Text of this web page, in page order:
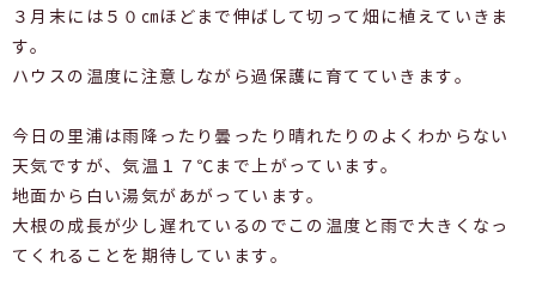
３月末には５０㎝ほどまで伸ばして切って畑に植えていきま
す。
ハウスの温度に注意しながら過保護に育てていきます。
今日の里浦は雨降ったり曇ったり晴れたりのよくわからない
天気ですが、気温１７℃まで上がっています。
地面から白い湯気があがっています。
大根の成長が少し遅れているのでこの温度と雨で大きくなっ
てくれることを期待しています。